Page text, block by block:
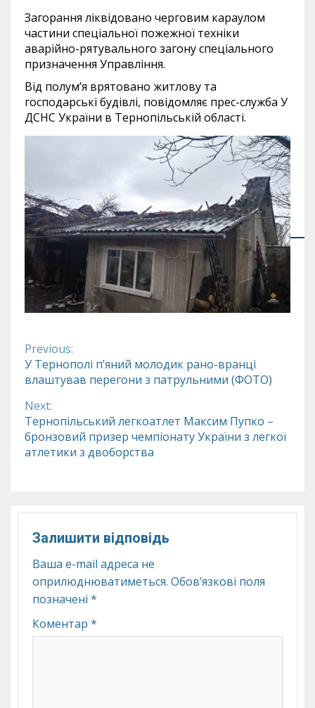
Загорання ліквідовано черговим караулом
частини спеціальної пожежної техніки
аварійно-рятувального загону спеціального
призначення Управління.
Від полум’я врятовано житлову та
господарські будівлі, повідомляє прес-служба У
ДСНС України в Тернопільській області.
Continue
Reading
Previous:
У Тернополі п’яний молодик рано-вранці
влаштував перегони з патрульними (ФОТО)
Next:
Тернопільський легкоатлет Максим Пупко –
бронзовий призер чемпіонату України з легкої
атлетики з двоборства
Залишити відповідь
Ваша e-mail адреса не
оприлюднюватиметься. Обов’язкові поля
позначені *
Коментар *